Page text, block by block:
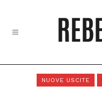
NUOVE USCITE